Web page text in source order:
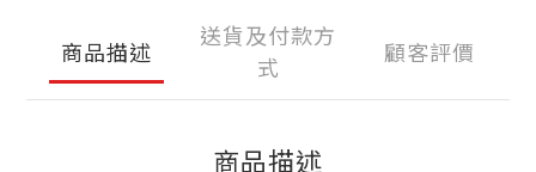
商品描述
送貨及付款方
式
顧客評價
商品描述